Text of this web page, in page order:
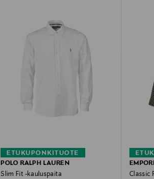
ETUKUPONKITUOTE
POLO RALPH LAUREN
Slim Fit -kauluspaita
Classic